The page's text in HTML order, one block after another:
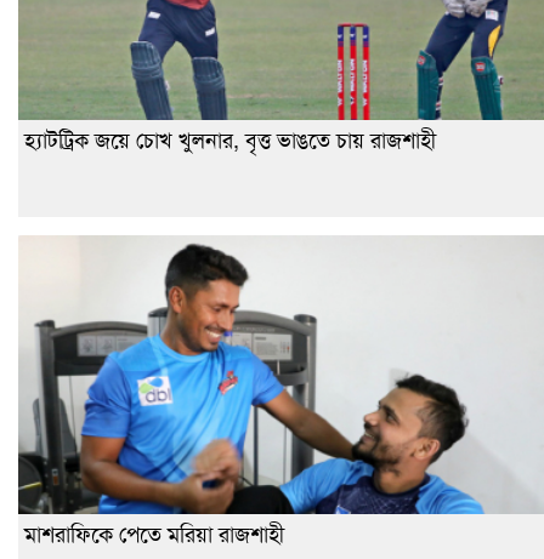
হ্যাটট্রিক জয়ে চোখ খুলনার, বৃত্ত ভাঙতে চায় রাজশাহী
মাশরাফিকে পেতে মরিয়া রাজশাহী